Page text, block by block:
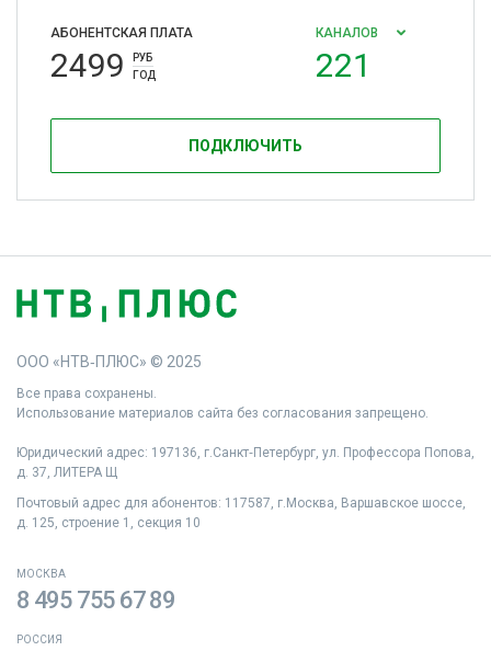
АБОНЕНТСКАЯ ПЛАТА
2499
РУБ
ГОД
КАНАЛОВ
221
ПОДКЛЮЧИТЬ
ООО «НТВ‑ПЛЮС» © 2025
Все права сохранены.
Использование материалов сайта без согласования запрещено.
Юридический адрес: 197136, г.Санкт‑Петербург, ул. Профессора Попова,
д. 37, ЛИТЕРА Щ
Почтовый адрес для абонентов: 117587, г.Москва, Варшавское шоссе,
д. 125, строение 1, секция 10
МОСКВА
8 495 755 67 89
РОССИЯ